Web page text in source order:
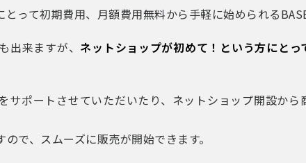
って初期費用、月額費用無料から手軽に始められる
出来ますが、 ネットショップが初めて！という方にと
サポートさせていただいたり、ネットショップ開設か
で、スムーズに販売が開始できます。